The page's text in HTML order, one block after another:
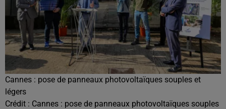
Cannes : pose de panneaux photovoltaïques souples et
légers
Crédit : Cannes : pose de panneaux photovoltaïques souples